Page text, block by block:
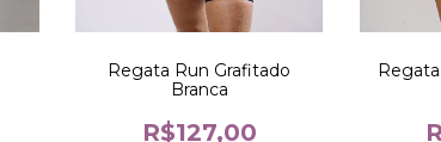
Regata Run Grafitado
Branca
R$127,00